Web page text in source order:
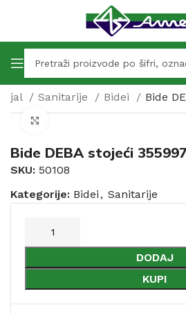
Sanitarije Bidei Bide
Bide DEBA stojeći
SKU: 50108
Kategorije: Bidei , Sanitarije
DODAJ
KUPI